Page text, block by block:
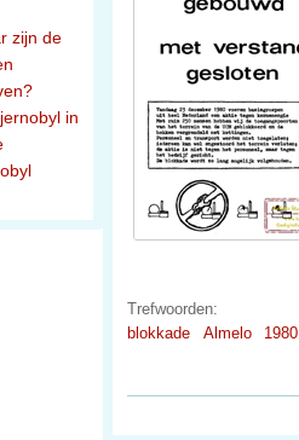
zijn de
in
Trefwoorden:
blokkade
Almelo 1980